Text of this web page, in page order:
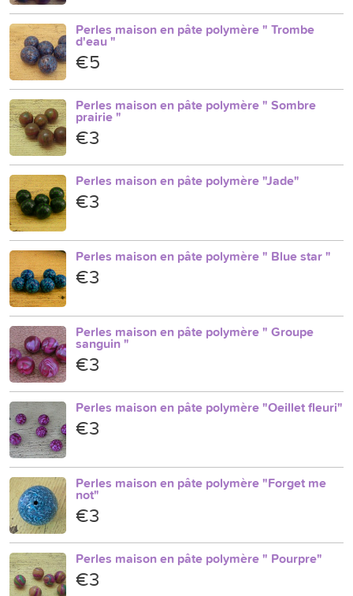
Perles maison en pâte polymère " Trombe
d'eau "
€5
Perles maison en pâte polymère " Sombre
prairie "
€3
Perles maison en pâte polymère "Jade"
€3
Perles maison en pâte polymère " Blue star "
€3
Perles maison en pâte polymère " Groupe
sanguin "
€3
Perles maison en pâte polymère "Oeillet fleuri"
€3
Perles maison en pâte polymère "Forget me
not"
€3
Perles maison en pâte polymère " Pourpre"
€3